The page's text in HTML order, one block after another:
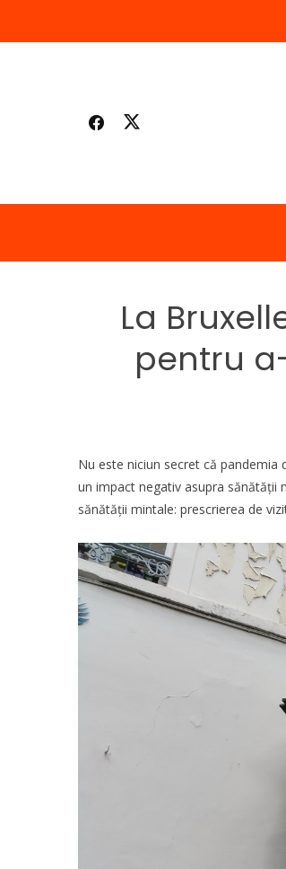
La
pentru
Nu este niciun secret că
un impact negativ asupra sănătății
sănătății mintale: prescrierea de